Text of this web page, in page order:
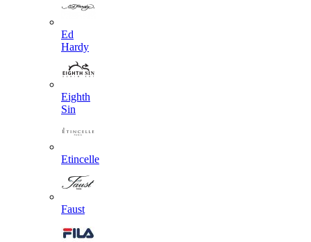
Ed
Hardy
Eighth
Sin
Etincelle
Faust